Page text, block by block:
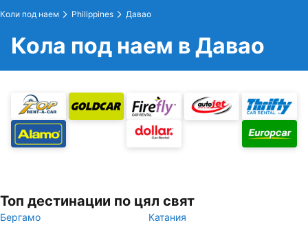
Коли под наем Philippines Давао
Кола под наем в Давао
Топ дестинации по цял свят
Бергамо
Катания